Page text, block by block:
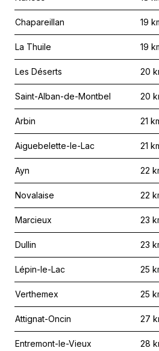
Chapareillan 19
La Thuile 19
Les Déserts 20
Saint-Alban-de-Montbel 20
Arbin 21
Aiguebelette-le-Lac 21
Ayn 22
Novalaise 22
Marcieux 23
Dullin 23
Lépin-le-Lac 25
Verthemex 25
Attignat-Oncin 27
Entremont-le-Vieux 28